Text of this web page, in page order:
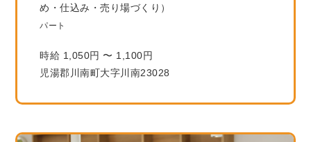
め・仕込み・売り場づくり）
パート
時給 1,050円 〜 1,100円
児湯郡川南町大字川南23028